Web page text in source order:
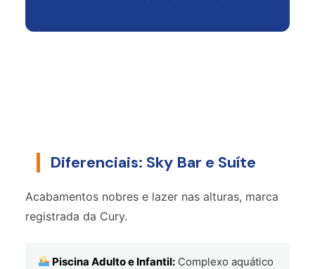
Diferenciais: Sky Bar e Suíte
Acabamentos nobres e lazer nas alturas, marca
registrada da Cury.
Piscina Adulto e Infantil: Complexo aquático